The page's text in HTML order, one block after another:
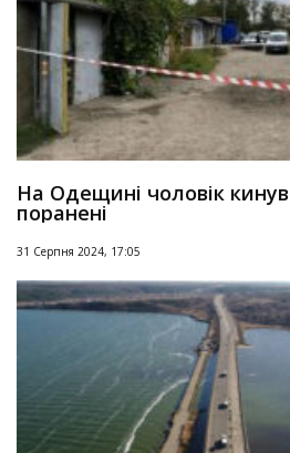
На Одещині чоловік
поранені
31 Серпня 2024, 17:05